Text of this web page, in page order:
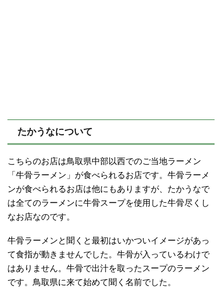
たかうなについて
こちらのお店は鳥取県中部以西でのご当地ラーメン
「牛骨ラーメン」が食べられるお店です。牛骨ラーメ
ンが食べられるお店は他にもありますが、たかうなで
は全てのラーメンに牛骨スープを使用した牛骨尽くし
なお店なのです。
牛骨ラーメンと聞くと最初はいかついイメージがあっ
て食指が動きませんでした。牛骨が入っているわけで
はありません。牛骨で出汁を取ったスープのラーメン
です。鳥取県に来て始めて聞く名前でした。